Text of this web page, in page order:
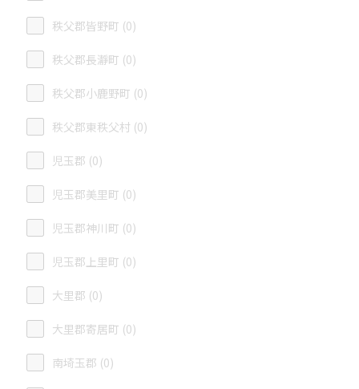
秩父郡皆野町 (0)
秩父郡長瀞町 (0)
秩父郡小鹿野町 (0)
秩父郡東秩父村 (0)
児玉郡 (0)
児玉郡美里町 (0)
児玉郡神川町 (0)
児玉郡上里町 (0)
大里郡 (0)
大里郡寄居町 (0)
南埼玉郡 (0)